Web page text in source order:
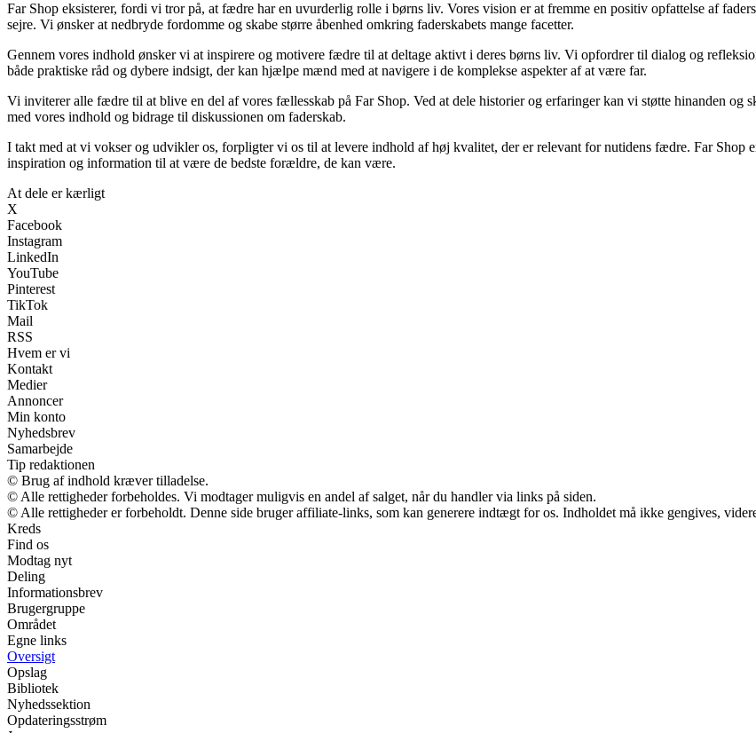
Far Shop eksisterer, fordi vi tror på, at fædre har en uvurderlig rolle i børns liv. Vores vision er at fremme en positiv opfattelse af
sejre. Vi ønsker at nedbryde fordomme og skabe større åbenhed omkring faderskabets mange facetter.
Gennem vores indhold ønsker vi at inspirere og motivere fædre til at deltage aktivt i deres børns liv. Vi opfordrer til dialog og
både praktiske råd og dybere indsigt, der kan hjælpe mænd med at navigere i de komplekse aspekter af at være far.
Vi inviterer alle fædre til at blive en del af vores fællesskab på Far Shop. Ved at dele historier og erfaringer kan vi støtte hinanden
med vores indhold og bidrage til diskussionen om faderskab.
I takt med at vi vokser og udvikler os, forpligter vi os til at levere indhold af høj kvalitet, der er relevant for nutidens fædre. Far Shop
inspiration og information til at være de bedste forældre, de kan være.
At dele er kærligt
X
Facebook
Instagram
LinkedIn
YouTube
Pinterest
TikTok
Mail
RSS
Hvem er vi
Kontakt
Medier
Annoncer
Min konto
Nyhedsbrev
Samarbejde
Tip redaktionen
© Brug af indhold kræver tilladelse.
© Alle rettigheder forbeholdes. Vi modtager muligvis en andel af salget, når du handler via links på siden.
© Alle rettigheder er forbeholdt. Denne side bruger affiliate-links, som kan generere indtægt for os. Indholdet må ikke gengives,
Kreds
Find os
Modtag nyt
Deling
Informationsbrev
Brugergruppe
Området
Egne links
Oversigt
Opslag
Bibliotek
Nyhedssektion
Opdateringsstrøm